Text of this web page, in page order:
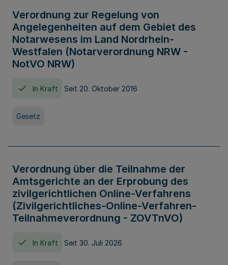
Verordnung zur Regelung von
Angelegenheiten auf dem Gebiet des
Notarwesens im Land Nordrhein-
Westfalen (Notarverordnung NRW -
NotVO NRW)
In Kraft Seit 20. Oktober 2016
Gesetz
Verordnung über die Teilnahme der
Amtsgerichte an der Erprobung des
zivilgerichtlichen Online-Verfahrens
(Zivilgerichtliches-Online-Verfahren-
Teilnahmeverordnung - ZOVTnVO)
In Kraft Seit 30. Juli 2026